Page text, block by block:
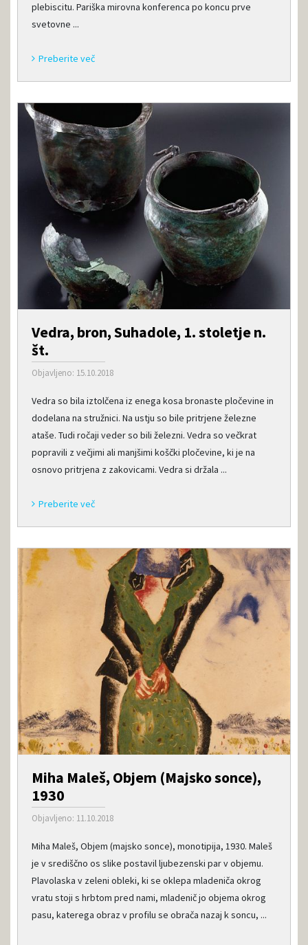
plebiscitu. Pariška mirovna konferenca po koncu prve
svetovne ...
Preberite več
Vedra, bron, Suhadole, 1. stoletje n.
št.
Objavljeno: 15.10.2018
Vedra so bila iztolčena iz enega kosa bronaste pločevine in
dodelana na stružnici. Na ustju so bile pritrjene železne
ataše. Tudi ročaji veder so bili železni. Vedra so večkrat
popravili z večjimi ali manjšimi koščki pločevine, ki je na
osnovo pritrjena z zakovicami. Vedra si držala ...
Preberite več
Miha Maleš, Objem (Majsko sonce),
1930
Objavljeno: 11.10.2018
Miha Maleš, Objem (majsko sonce), monotipija, 1930. Maleš
je v središčno os slike postavil ljubezenski par v objemu.
Plavolaska v zeleni obleki, ki se oklepa mladeniča okrog
vratu stoji s hrbtom pred nami, mladenič jo objema okrog
pasu, katerega obraz v profilu se obrača nazaj k soncu, ...